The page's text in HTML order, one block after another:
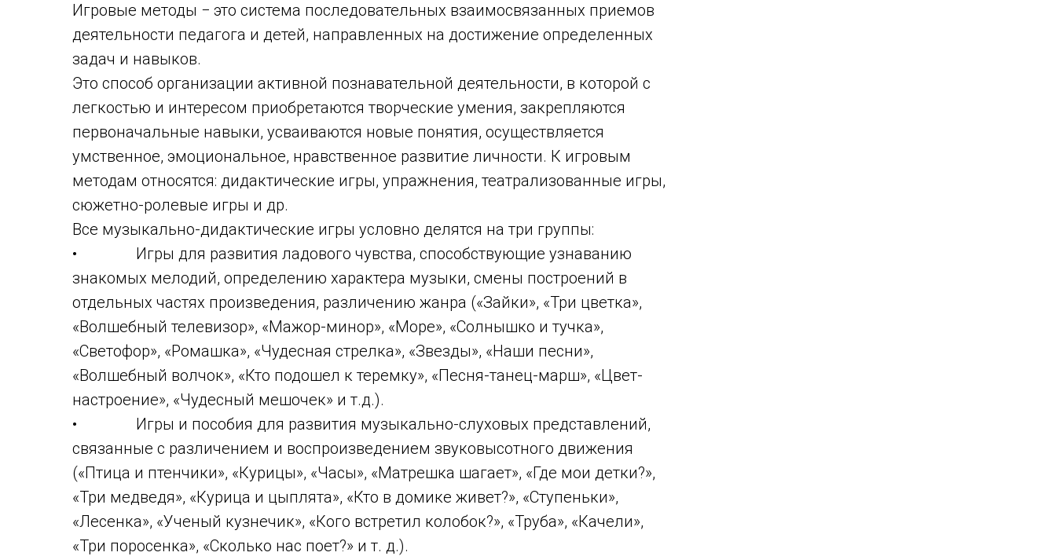
Игровые методы − это система последовательных взаимосвязанных приемов
деятельности педагога и детей, направленных на достижение определенных
задач и навыков.
Это способ организации активной познавательной деятельности, в которой с
легкостью и интересом приобретаются творческие умения, закрепляются
первоначальные навыки, усваиваются новые понятия, осуществляется
умственное, эмоциональное, нравственное развитие личности. К игровым
методам относятся: дидактические игры, упражнения, театрализованные игры,
сюжетно-ролевые игры и др.
Все музыкально-дидактические игры условно делятся на три группы:
• Игры для развития ладового чувства, способствующие узнаванию
знакомых мелодий, определению характера музыки, смены построений в
отдельных частях произведения, различению жанра («Зайки», «Три цветка»,
«Волшебный телевизор», «Мажор-минор», «Море», «Солнышко и тучка»,
«Светофор», «Ромашка», «Чудесная стрелка», «Звезды», «Наши песни»,
«Волшебный волчок», «Кто подошел к теремку», «Песня-танец-марш», «Цвет-
настроение», «Чудесный мешочек» и т.д.).
• Игры и пособия для развития музыкально-слуховых представлений,
связанные с различением и воспроизведением звуковысотного движения
(«Птица и птенчики», «Курицы», «Часы», «Матрешка шагает», «Где мои детки?»,
«Три медведя», «Курица и цыплята», «Кто в домике живет?», «Ступеньки»,
«Лесенка», «Ученый кузнечик», «Кого встретил колобок?», «Труба», «Качели»,
«Три поросенка», «Сколько нас поет?» и т. д.).